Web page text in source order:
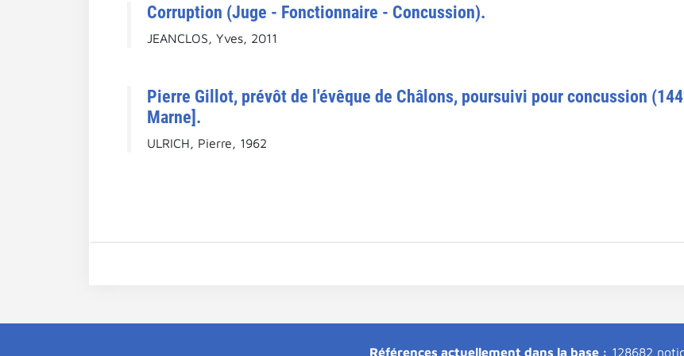
Corruption (Juge - Fonctionnaire - Concussion).
JEANCLOS, Yves, 2011
Pierre Gillot, prévôt de l'évêque de Châlons, poursuivi pour concussion
Marne].
ULRICH, Pierre, 1962
Références actuellement dans la base : 128682